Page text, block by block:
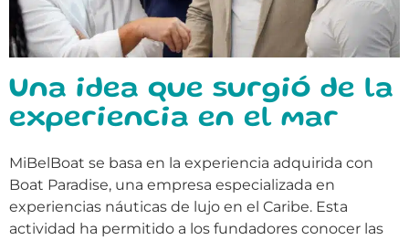
Una idea que surgió de la
experiencia en el mar
MiBelBoat se basa en la experiencia adquirida con
Boat Paradise, una empresa especializada en
experiencias náuticas de lujo en el Caribe. Esta
actividad ha permitido a los fundadores conocer las